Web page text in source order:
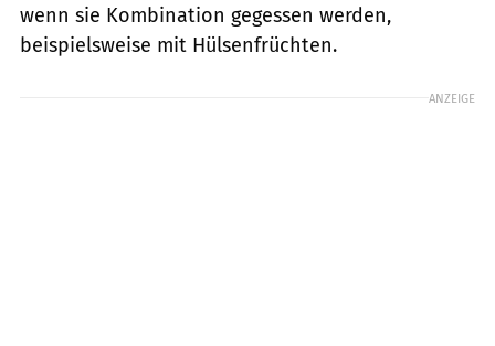
wenn sie Kombination gegessen werden,
beispielsweise mit Hülsenfrüchten.
ANZEIGE